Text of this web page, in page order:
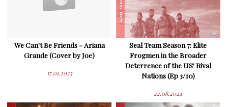
We Can't Be Friends - Ariana
Grande (Cover by Joe)
17.01.2025
Seal Team Season 7: Elite
Frogmen in the Broader
Deterrence of the US' Rival
Nations (Ep 3/10)
22.08.2024